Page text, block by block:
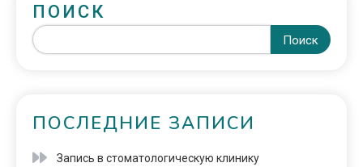
ПОИСК
Поиск
ПОСЛЕДНИЕ ЗАПИСИ
Запись в стоматологическую клинику